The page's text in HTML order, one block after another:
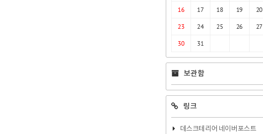
16
17 18 19 20
23
24 25 26 27
30
31
보관함
링크
데스크테리어 네이버포스트